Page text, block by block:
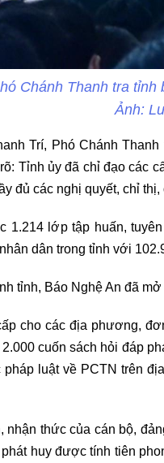
Chánh Thanh tra
Ảnh:
Trí, Phó Chánh
Tỉnh ủy đã chỉ đạo các
đủ các nghị quyết, chỉ
1.214 lớp tập huấn,
dân trong tỉnh với
tỉnh, Báo Nghệ An đã
cho các địa phương,
cuốn sách hỏi đáp
pháp luật về PCTN trên
nhận thức của cán bộ,
huy được tính tiên